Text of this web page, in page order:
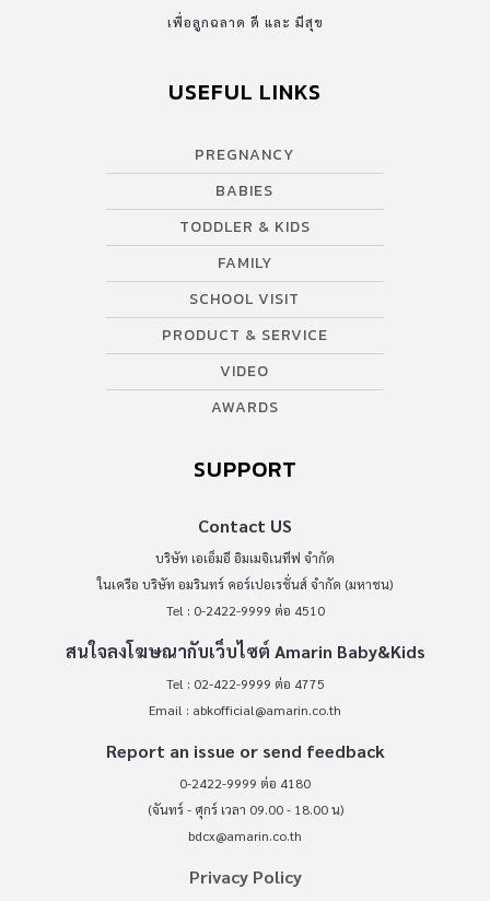
เพื่อลูกฉลาด ดี และ มีสุข
USEFUL LINKS
PREGNANCY
BABIES
TODDLER & KIDS
FAMILY
SCHOOL VISIT
PRODUCT & SERVICE
VIDEO
AWARDS
SUPPORT
Contact US
บริษัท เอเอ็มอี อิมเมจิเนทีฟ จำกัด
ในเครือ บริษัท อมรินทร์ คอร์เปอเรชั่นส์ จำกัด (มหาชน)
Tel : 0-2422-9999 ต่อ 4510
สนใจลงโฆษณากับเว็บไซต์ Amarin Baby&Kids
Tel : 02-422-9999 ต่อ 4775
Email : abkofficial@amarin.co.th
Report an issue or send feedback
0-2422-9999 ต่อ 4180
(จันทร์ - ศุกร์ เวลา 09.00 - 18.00 น)
bdcx@amarin.co.th
Privacy Policy